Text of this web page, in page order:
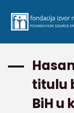
titulu
BiH u